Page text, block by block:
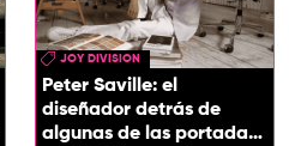
JOY DIVISION
Peter Saville: el
diseñador detrás de
algunas de las portadas